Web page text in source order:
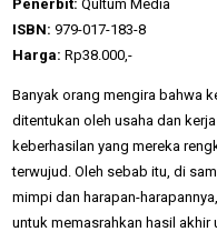
Penerbit: Qultum Media
ISBN: 979-017-183-8
Harga: Rp38.000,-
Banyak orang mengira bahwa
ditentukan oleh usaha dan
keberhasilan yang mereka
terwujud. Oleh sebab itu, di
mimpi dan harapan-
untuk memasrahkan hasil akhir